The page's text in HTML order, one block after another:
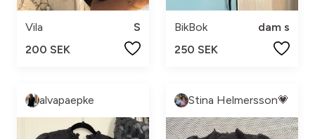
Vila
S
200 SEK
BikBok
dam s
250 SEK
alvapaepke Stina Helmersson💗